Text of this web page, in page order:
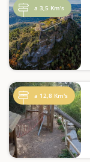
a 3,5 Km's
a 12,8 Km's